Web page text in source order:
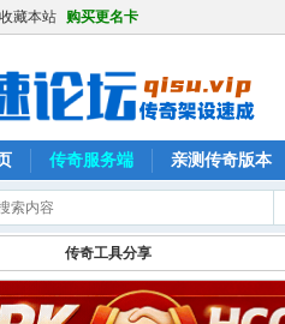
收藏本站 购买更名卡
传奇服务端 亲测传奇版本
传奇工具分享